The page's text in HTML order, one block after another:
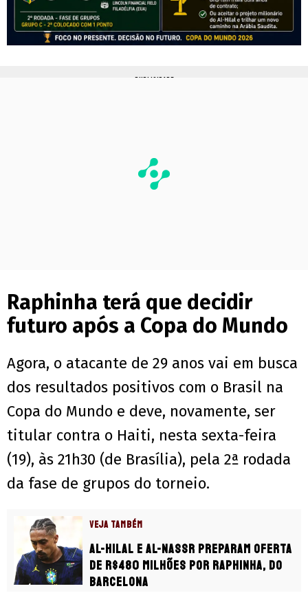
PUBLICIDADE
Raphinha terá que decidir
futuro após a Copa do Mundo
Agora, o atacante de 29 anos vai em busca
dos resultados positivos com o Brasil na
Copa do Mundo e deve, novamente, ser
titular contra o Haiti, nesta sexta-feira
(19), às 21h30 (de Brasília), pela 2ª rodada
da fase de grupos do torneio.
VEJA TAMBÉM
Al-Hilal e Al-Nassr preparam oferta
de R$480 milhões por Raphinha, do
Barcelona